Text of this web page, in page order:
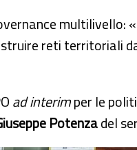
reti
ad interimper le
Potenzadel